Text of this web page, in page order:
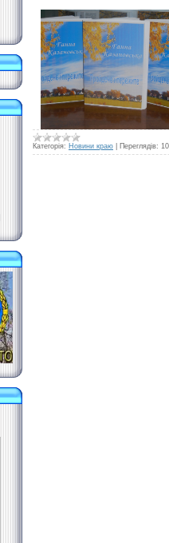
Категорія: Новини краю Переглядів: